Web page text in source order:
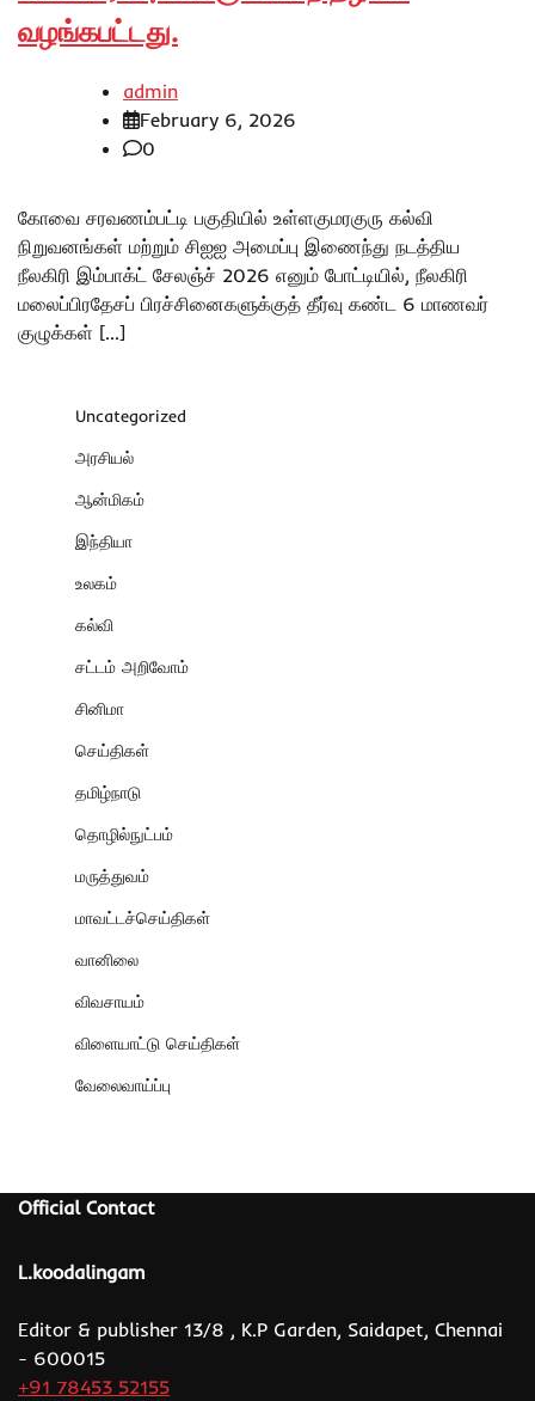
வழங்கபட்டது.
admin
February 6, 2026
0
கோவை சரவணம்பட்டி பகுதியில் உள்ளகுமரகுரு கல்வி
நிறுவனங்கள் மற்றும் சிஐஐ அமைப்பு இணைந்து நடத்திய
நீலகிரி இம்பாக்ட் சேலஞ்ச் 2026 எனும் போட்டியில், நீலகிரி
மலைப்பிரதேசப் பிரச்சினைகளுக்குத் தீர்வு கண்ட 6 மாணவர்
குழுக்கள் […]
Uncategorized
அரசியல்
ஆன்மிகம்
இந்தியா
உலகம்
கல்வி
சட்டம் அறிவோம்
சினிமா
செய்திகள்
தமிழ்நாடு
தொழில்நுட்பம்
மருத்துவம்
மாவட்டச்செய்திகள்
வானிலை
விவசாயம்
விளையாட்டு செய்திகள்
வேலைவாய்ப்பு
Official Contact
L.koodalingam
Editor & publisher 13/8 , K.P Garden, Saidapet, Chennai
- 600015
+91 78453 52155